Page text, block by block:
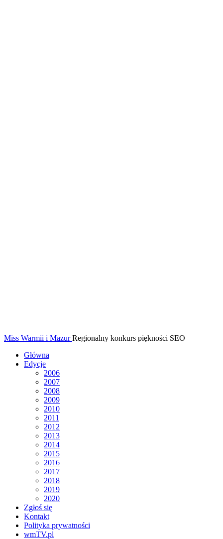
Miss Warmii i Mazur Regionalny konkurs piękności SEO
Główna
Edycje
2006
2007
2008
2009
2010
2011
2012
2013
2014
2015
2016
2017
2018
2019
2020
Zgłoś się
Kontakt
Polityka prywatności
wmTV.pl